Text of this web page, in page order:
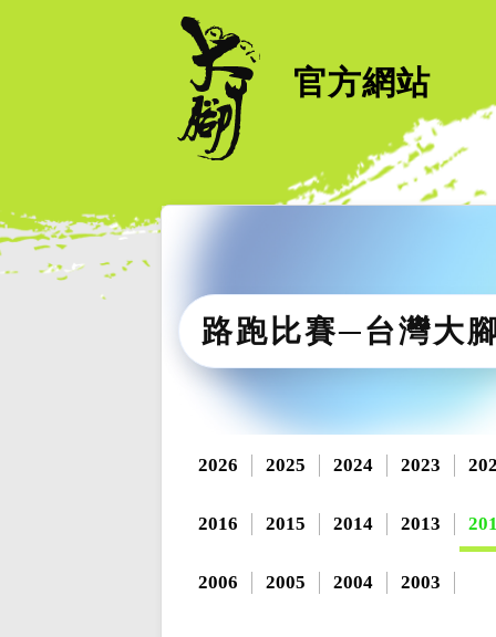
官方網站
路跑比賽─台灣大
2026 2025 2024 2023
2016 2015 2014 2013
2006 2005 2004 2003